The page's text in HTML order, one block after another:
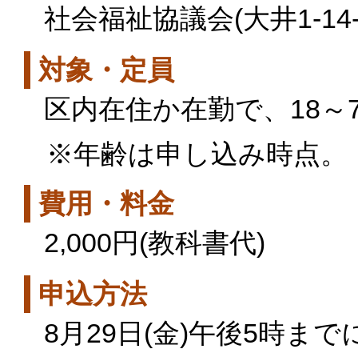
社会福祉協議会(大井1-
対象・定員
区内在住か在勤で、18
※年齢は申し込み時点。
費用・料金
2,000円(教科書代)
申込方法
8月29日(金)午後5時まで